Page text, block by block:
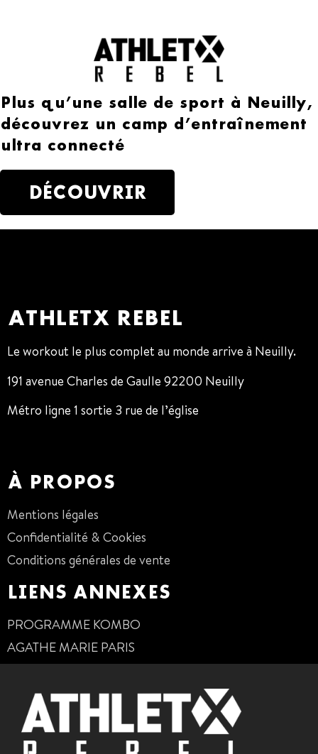
Plus qu’une salle de sport à Neuilly,
découvrez un camp d’entraînement
ultra connecté
DÉCOUVRIR
ATHLETX REBEL
Le workout le plus complet au monde arrive à Neuilly.
191 avenue Charles de Gaulle 92200 Neuilly
Métro ligne 1 sortie 3 rue de l’église
À PROPOS
Mentions légales
Confidentialité & Cookies
Conditions générales de vente
LIENS ANNEXES
PROGRAMME KOMBO
AGATHE MARIE PARIS